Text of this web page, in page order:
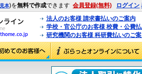
見本)を無料で作成できます 会員登録(無料) ログイン
法人のお客様 請求書払いのご案内
学校・官公庁のお客様 校費・公費
研究機関のお客様 科研費払いのご